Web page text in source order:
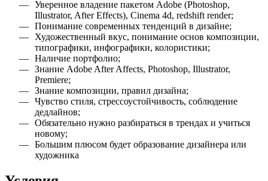
Уверенное владение пакетом Adobe (Photoshop,
Illustrator, After Effects), Cinema 4d, redshift render;
Понимание современных тенденций в дизайне;
Художественный вкус, понимание основ композиции,
типографики, инфографики, колористики;
Наличие портфолио;
Знание Adobe After Affects, Photoshop, Illustrator,
Premiere;
Знание композиции, правил дизайна;
Чувство стиля, стрессоустойчивость, соблюдение
дедлайнов;
Обязательно нужно разбираться в трендах и учиться
новому;
Большим плюсом будет образование дизайнера или
художника